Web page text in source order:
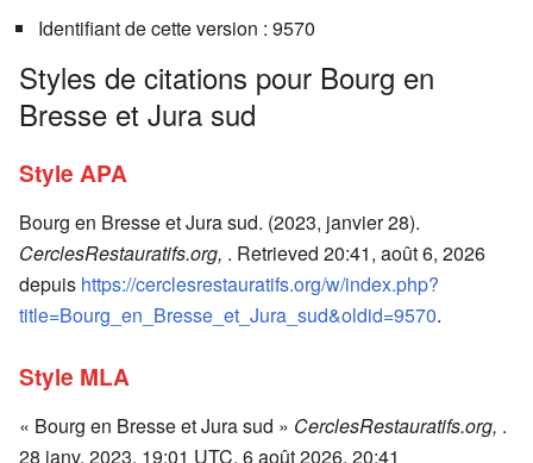
Identifiant de cette version : 9570
Styles de citations pour Bourg en
Bresse et Jura sud
Style APA
Bourg en Bresse et Jura sud. (2023, janvier 28).
CerclesRestauratifs.org, . Retrieved 20:41, août 6, 2026
depuis https://cerclesrestauratifs.org/w/index.php?
title=Bourg_en_Bresse_et_Jura_sud&oldid=9570.
Style MLA
« Bourg en Bresse et Jura sud » CerclesRestauratifs.org, .
28 janv. 2023, 19:01 UTC. 6 août 2026, 20:41